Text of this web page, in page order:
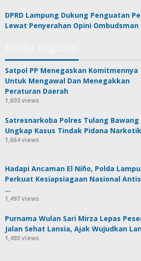
DPRD Lampung Dukung Penguatan
Lewat Penyerahan Opini Ombudsman
Satpol PP Menegaskan Komitmennya
Untuk Mengawal Dan Menegakkan
Peraturan Daerah
1,803 views
Satresnarkoba Polres Tulang Bawang
Ungkap Kasus Tindak Pidana
1,664 views
Hadapi Ancaman El Niño, Polda
Perkuat Kesiapsiagaan Nasional
…
1,497 views
Purnama Wulan Sari Mirza Lepas
Jalan Sehat Lansia, Ajak Wujudkan
1,480 views